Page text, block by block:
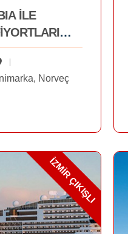
İLE
Norveç
İZMİR ÇIKIŞLI